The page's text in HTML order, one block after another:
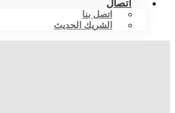
اتصال
اتصل بنا
الشريك الحديث